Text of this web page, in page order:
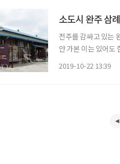
소도시 완주 삼
전주를 감싸고 있는
안 가본 이는 있어도
2019-10-22 13:39